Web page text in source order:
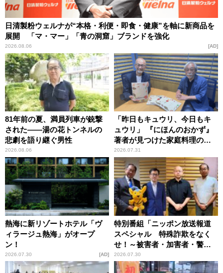
日清製粉ウェルナが“本格・利便・即食・健康”を軸に新商品を
展開 「マ・マー」「青の洞窟」ブランドを強化
2026.08.06 AD
81年前の夏、満員列車が銃撃
された――湯の花トンネルの
悲劇を語り継ぐ男性
2026.08.06
「昨日もキュウリ、今日もキ
ュウリ」 『にほんのおかず』
著者が見つけた家庭料理の知
恵
2026.07.31
熱海に新リゾートホテル「ヴ
ィラージュ熱海」がオープ
ン！
2026.07.30 AD
特別番組「ニッポン放送報道
スペシャル 特殊詐欺をなく
せ！～被害者・加害者・警視
庁が語るトクリュウの実態
～」放送
2026.07.30